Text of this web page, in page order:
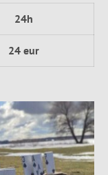
24h
24 eur